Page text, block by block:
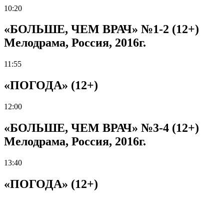
10:20
«БОЛЬШЕ, ЧЕМ ВРАЧ» №1-2 (12+)
Мелодрама, Россия, 2016г.
11:55
«ПОГОДА» (12+)
12:00
«БОЛЬШЕ, ЧЕМ ВРАЧ» №3-4 (12+)
Мелодрама, Россия, 2016г.
13:40
«ПОГОДА» (12+)